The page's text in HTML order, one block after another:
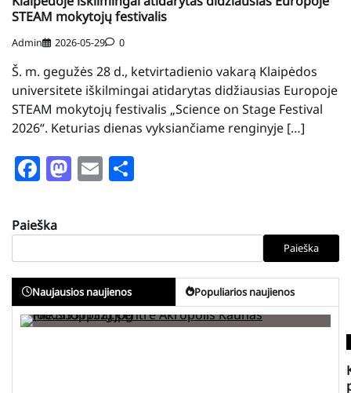
STEAM mokytojų festivalis
Admin 2026-05-29 0
Š. m. gegužės 28 d., ketvirtadienio vakarą Klaipėdos
universitete iškilmingai atidarytas didžiausias Europoje
STEAM mokytojų festivalis „Science on Stage Festival
2026“. Keturias dienas vyksiančiame renginyje […]
Facebook
Mastodon
Email
Paieška
Paieška
Naujausios naujienos Populiarios naujienos